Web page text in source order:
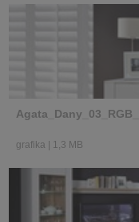
grafika 1,3 MB